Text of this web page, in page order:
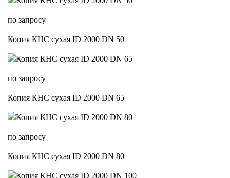
по запросу
Копия КНС сухая ID 2000 DN 50
по запросу
Копия КНС сухая ID 2000 DN 65
по запросу
Копия КНС сухая ID 2000 DN 80